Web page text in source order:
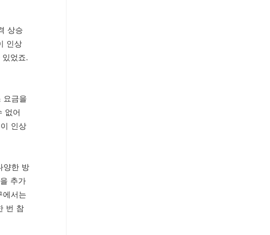
상승
인상
었죠.
요금을
없어
인상
양한 방
추가
에서는
번 참